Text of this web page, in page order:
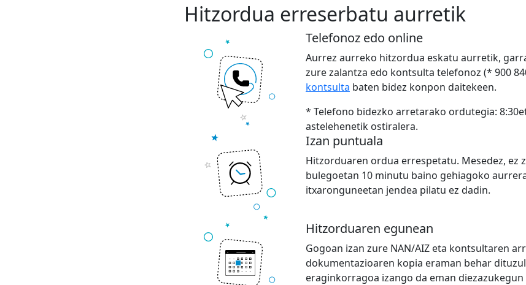
Hitzordua erreserbatu aurretik
Telefonoz edo online
Aurrez aurreko hitzordua eskatu aurretik,
zure zalantza edo kontsulta telefonoz (* 900
kontsulta baten bidez konpon daitekeen.
* Telefono bidezko arretarako ordutegia:
astelehenetik ostiralera.
Izan puntuala
Hitzorduaren ordua errespetatu. Mesedez, ez
bulegoetan 10 minutu baino gehiagoko
itxaronguneetan jendea pilatu ez dadin.
Hitzorduaren egunean
Gogoan izan zure NAN/AIZ eta kontsultaren
dokumentazioaren kopia eraman behar
eraginkorragoa izango da eman